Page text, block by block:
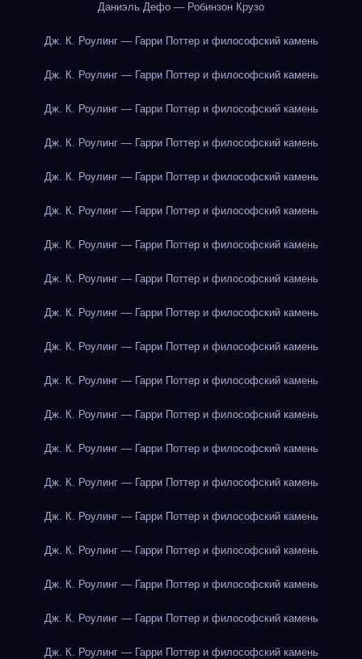
Даниэль Дефо — Робинзон Крузо
Дж. К. Роулинг — Гарри Поттер и философский камень
Дж. К. Роулинг — Гарри Поттер и философский камень
Дж. К. Роулинг — Гарри Поттер и философский камень
Дж. К. Роулинг — Гарри Поттер и философский камень
Дж. К. Роулинг — Гарри Поттер и философский камень
Дж. К. Роулинг — Гарри Поттер и философский камень
Дж. К. Роулинг — Гарри Поттер и философский камень
Дж. К. Роулинг — Гарри Поттер и философский камень
Дж. К. Роулинг — Гарри Поттер и философский камень
Дж. К. Роулинг — Гарри Поттер и философский камень
Дж. К. Роулинг — Гарри Поттер и философский камень
Дж. К. Роулинг — Гарри Поттер и философский камень
Дж. К. Роулинг — Гарри Поттер и философский камень
Дж. К. Роулинг — Гарри Поттер и философский камень
Дж. К. Роулинг — Гарри Поттер и философский камень
Дж. К. Роулинг — Гарри Поттер и философский камень
Дж. К. Роулинг — Гарри Поттер и философский камень
Дж. К. Роулинг — Гарри Поттер и философский камень
Дж. К. Роулинг — Гарри Поттер и философский камень